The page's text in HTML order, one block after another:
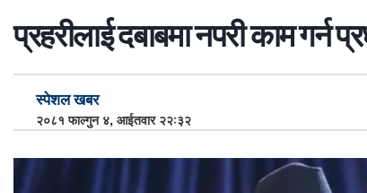
प्रहरीलाई दबाबमा नपरी काम गर्न
स्पेशल खबर
२०८१ फाल्गुन ४, आईतवार २२:३२